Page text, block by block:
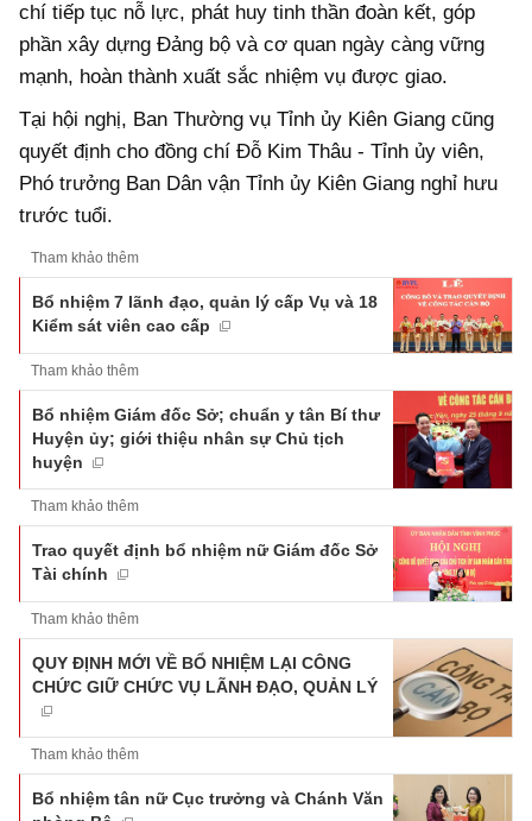
chí tiếp tục nỗ lực, phát huy tinh thần đoàn kết, góp
phần xây dựng Đảng bộ và cơ quan ngày càng vững
mạnh, hoàn thành xuất sắc nhiệm vụ được giao.
Tại hội nghị, Ban Thường vụ Tỉnh ủy Kiên Giang cũng
quyết định cho đồng chí Đỗ Kim Thâu - Tỉnh ủy viên,
Phó trưởng Ban Dân vận Tỉnh ủy Kiên Giang nghỉ hưu
trước tuổi.
Tham khảo thêm
Bổ nhiệm 7 lãnh đạo, quản lý cấp Vụ và 18
Kiểm sát viên cao cấp
Tham khảo thêm
Bổ nhiệm Giám đốc Sở; chuẩn y tân Bí thư
Huyện ủy; giới thiệu nhân sự Chủ tịch
huyện
Tham khảo thêm
Trao quyết định bổ nhiệm nữ Giám đốc Sở
Tài chính
Tham khảo thêm
QUY ĐỊNH MỚI VỀ BỔ NHIỆM LẠI CÔNG
CHỨC GIỮ CHỨC VỤ LÃNH ĐẠO, QUẢN LÝ
Tham khảo thêm
Bổ nhiệm tân nữ Cục trưởng và Chánh Văn